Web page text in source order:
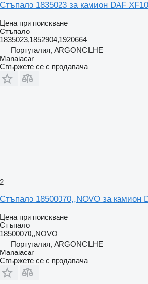
Стъпало 1835023 за камион DAF
Цена при поискване
Стъпало
1835023,1852904,1920664
Португалия, ARGONCILHE
Manaiacar
Свържете се с продавача
2
Стъпало 18500070,,NOVO за камион
Цена при поискване
Стъпало
18500070,,NOVO
Португалия, ARGONCILHE
Manaiacar
Свържете се с продавача